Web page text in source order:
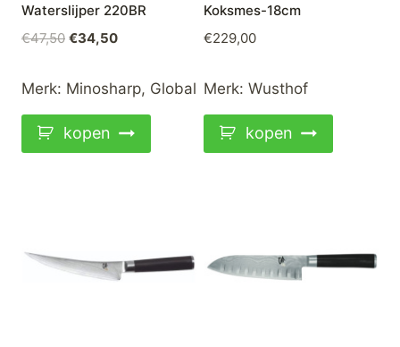
Waterslijper 220BR
€47,50 Oorspronkelijke
was:
€34,50Huidige
€34,50.
Merk: Minosharp, Global
kopen
Koksmes-18cm
€229,00
Merk: Wusthof
kopen